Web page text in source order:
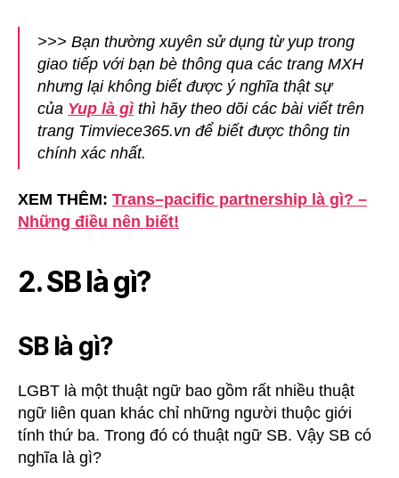
>>> Bạn thường xuyên sử dụng từ yup trong
giao tiếp với bạn bè thông qua các trang MXH
nhưng lại không biết được ý nghĩa thật sự
của Yup là gì thì hãy theo dõi các bài viết trên
trang Timviece365.vn để biết được thông tin
chính xác nhất.
XEM THÊM: Trans–pacific partnership là gì? –
Những điều nên biết!
2. SB là gì?
SB là gì?
LGBT là một thuật ngữ bao gồm rất nhiều thuật
ngữ liên quan khác chỉ những người thuộc giới
tính thứ ba. Trong đó có thuật ngữ SB. Vậy SB có
nghĩa là gì?